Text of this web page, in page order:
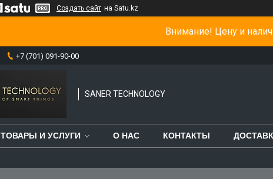
Создать сайт на Satu.kz
Внимание! Цену и
+7 (701) 091-90-00
SANER TECHNOLOGY
ТОВАРЫ И УСЛУГИ О НАС КОНТАКТЫ